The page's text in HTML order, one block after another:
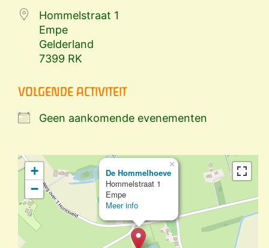
Hommelstraat 1
Empe
Gelderland
7399 RK
VOLGENDE ACTIVITEIT
Geen aankomende evenementen
De Hommelhoeve
Hommelstraat 1
Empe
Meer info
×
+
−